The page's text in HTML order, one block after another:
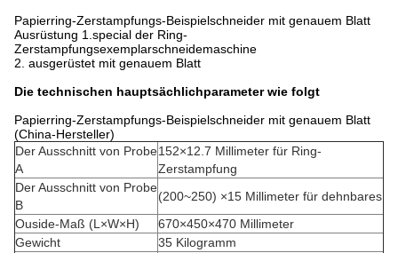
Papierring-Zerstampfungs-Beispielschneider mit genauem Blatt
Ausrüstung 1.special der Ring-
Zerstampfungsexemplarschneidemaschine
2. ausgerüstet mit genauem Blatt
Die technischen hauptsächlichparameter wie folgt
Papierring-Zerstampfungs-Beispielschneider mit genauem Blatt
(China-Hersteller)
Der Ausschnitt von Probe
A
152×12.7 Millimeter für Ring-
Zerstampfung
Der Ausschnitt von Probe
B
(200~250) ×15 Millimeter für dehnbares
Ouside-Maß (L×W×H)
670×450×470 Millimeter
Gewicht
35 Kilogramm